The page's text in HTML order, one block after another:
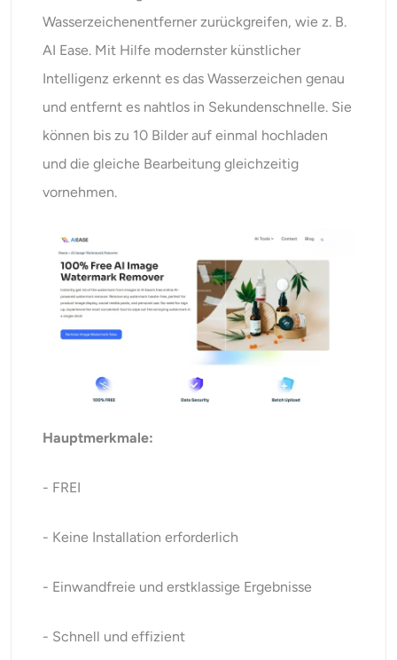
Wasserzeichenentfernerzurückgreifen, wie z. B.
AI Ease. Mit Hilfe modernster künstlicher
Intelligenz erkennt es das Wasserzeichen genau
und entfernt es nahtlos in Sekundenschnelle. Sie
können bis zu 10 Bilder auf einmal hochladen
und die gleiche Bearbeitung gleichzeitig
vornehmen.
Hauptmerkmale:
- FREI
- Keine Installation erforderlich
- Einwandfreie und erstklassige Ergebnisse
- Schnell und effizient